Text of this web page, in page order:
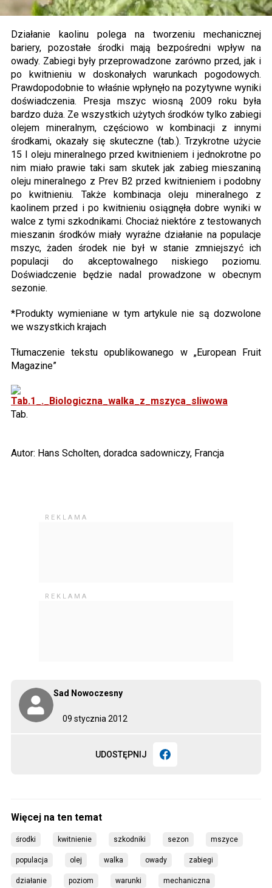
09 stycznia 2012
Sad Nowoczesny
UDOSTĘPNIJ
Działanie kaolinu polega na tworzeniu mechanicznej
bariery, pozostałe środki mają bezpośredni wpływ na
owady. Zabiegi były przeprowadzone zarówno przed, jak i
po kwitnieniu w doskonałych warunkach pogodowych.
Prawdopodobnie to właśnie wpłynęło na pozytywne wyniki
doświadczenia. Presja mszyc wiosną 2009 roku była
bardzo duża. Ze wszystkich użytych środków tylko zabiegi
olejem mineralnym, częściowo w kombinacji z innymi
środkami, okazały się skuteczne (tab.). Trzykrotne użycie
15 l oleju mineralnego przed kwitnieniem i jednokrotne po
nim miało prawie taki sam skutek jak zabieg mieszaniną
oleju mineralnego z Prev B2 przed kwitnieniem i podobny
po kwitnieniu. Także kombinacja oleju mineralnego z
kaolinem przed i po kwitnieniu osiągnęła dobre wyniki w
walce z tymi szkodnikami. Chociaż niektóre z testowanych
mieszanin środków miały wyraźne działanie na populacje
mszyc, żaden środek nie był w stanie zmniejszyć ich
populacji do akceptowalnego niskiego poziomu.
Doświadczenie będzie nadal prowadzone w obecnym
sezonie.
*Produkty wymieniane w tym artykule nie są dozwolone
we wszystkich krajach
Tłumaczenie tekstu opublikowanego w „European Fruit
Magazine”
Tab.
Autor: Hans Scholten, doradca sadowniczy, Francja
środki kwitnienie szkodniki sezon mszyce
populacja olej walka owady zabiegi
działanie poziom warunki mechaniczna